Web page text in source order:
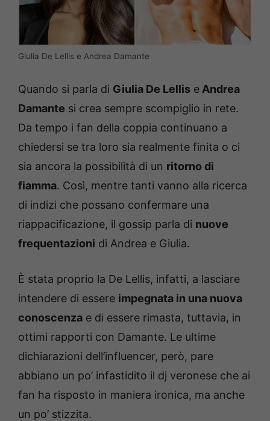
Giulia De Lellis e Andrea Damante
Quando si parla di Giulia De Lellis e Andrea
Damante si crea sempre scompiglio in rete.
Da tempo i fan della coppia continuano a
chiedersi se tra loro sia realmente finita o ci
sia ancora la possibilità di un ritorno di
fiamma. Così, mentre tanti vanno alla ricerca
di indizi che possano confermare una
riappacificazione, il gossip parla di nuove
frequentazioni di Andrea e Giulia.
È stata proprio la De Lellis, infatti, a lasciare
intendere di essere impegnata in una nuova
conoscenza e di essere rimasta, tuttavia, in
ottimi rapporti con Damante. Le ultime
dichiarazioni dell’influencer, però, pare
abbiano un po’ infastidito il dj veronese che ai
fan ha risposto in maniera ironica, ma anche
un po’ stizzita.